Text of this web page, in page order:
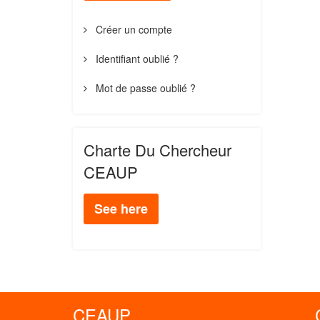
Créer un compte
Identifiant oublié ?
Mot de passe oublié ?
Charte Du Chercheur
CEAUP
See here
CEAUP